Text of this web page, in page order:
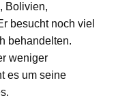
Bolivien,
besucht noch viel
behandelten.
weniger
es um seine